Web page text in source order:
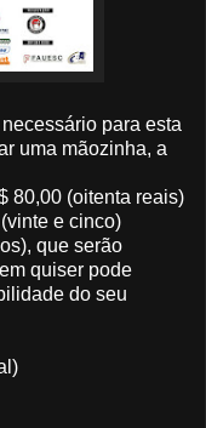
para esta
uma mãozinha, a
80,00 (oitenta reais)
e cinco)
que serão
quiser pode
do seu